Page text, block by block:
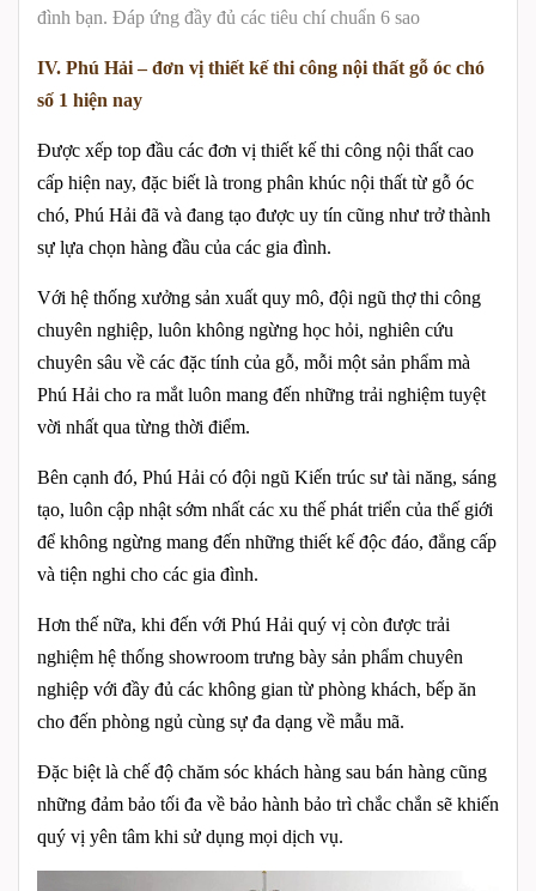
đình bạn. Đáp ứng đầy đủ các tiêu chí chuẩn 6 sao
IV. Phú Hải – đơn vị thiết kế thi công nội thất gỗ óc chó
số 1 hiện nay
Được xếp top đầu các đơn vị thiết kế thi công nội thất cao
cấp hiện nay, đặc biết là trong phân khúc nội thất từ gỗ óc
chó, Phú Hải đã và đang tạo được uy tín cũng như trở thành
sự lựa chọn hàng đầu của các gia đình.
Với hệ thống xưởng sản xuất quy mô, đội ngũ thợ thi công
chuyên nghiệp, luôn không ngừng học hỏi, nghiên cứu
chuyên sâu về các đặc tính của gỗ, mỗi một sản phẩm mà
Phú Hải cho ra mắt luôn mang đến những trải nghiệm tuyệt
vời nhất qua từng thời điểm.
Bên cạnh đó, Phú Hải có đội ngũ Kiến trúc sư tài năng, sáng
tạo, luôn cập nhật sớm nhất các xu thế phát triển của thế giới
để không ngừng mang đến những thiết kế độc đáo, đẳng cấp
và tiện nghi cho các gia đình.
Hơn thế nữa, khi đến với Phú Hải quý vị còn được trải
nghiệm hệ thống showroom trưng bày sản phẩm chuyên
nghiệp với đầy đủ các không gian từ phòng khách, bếp ăn
cho đến phòng ngủ cùng sự đa dạng về mẫu mã.
Đặc biệt là chế độ chăm sóc khách hàng sau bán hàng cũng
những đảm bảo tối đa về bảo hành bảo trì chắc chắn sẽ khiến
quý vị yên tâm khi sử dụng mọi dịch vụ.